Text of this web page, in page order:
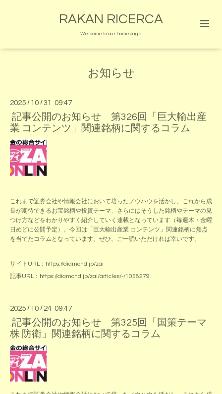
RAKAN RICERCA
Welcome to our homepage
お知らせ
2025 / 10 /31 09:47
記事公開のお知らせ 第326回「巨大輸出産
業 コンテンツ」関連銘柄に関するコラム
これまで証券会社や情報会社において培ったノウハウを活かし、これから成
長が期待できるお宝銘柄や投資テーマ、さらにはそうした銘柄やテーマの見
つけ方などをわかりやすく紹介していく連載となっています（毎週木・金曜
日めどに公開予定）。今回は「巨大輸出産業 コンテンツ」関連銘柄に焦点
を当てたコラムとなっています。ぜひ、ご一読いただければ幸いです。
サイトURL： https://diamond.jp/zai
記事URL： https://diamond.jp/zai/articles/-/1058279
2025 / 10 / 24 09:47
記事公開のお知らせ 第325回「国策テーマ
株 防衛」関連銘柄に関するコラム